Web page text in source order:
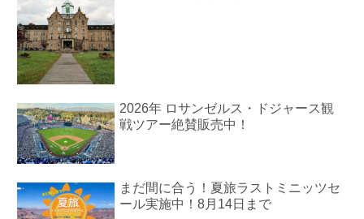
2026年 ロサンゼルス・ドジャース観
戦ツアー絶賛販売中！
まだ間に合う！夏旅ラストミニッツセ
ール実施中！8月14日まで